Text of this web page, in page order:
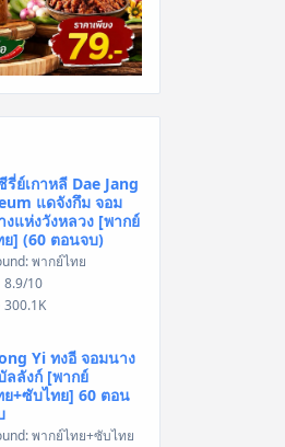
รี่ย์เกาหลี Dae Jang
แดจังกึม จอม
งแห่งวังหลวง [พากย์
ย] (60 ตอนจบ)
พากย์ไทย
8.9/10
300.1K
Yi ทงอี จอมนาง
ลลังก์ [พากย์
ย+ซับไทย] 60 ตอน
พากย์ไทย+ซับไทย